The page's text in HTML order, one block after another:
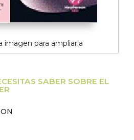
imagen para ampliarla
SABER SOBRE EL